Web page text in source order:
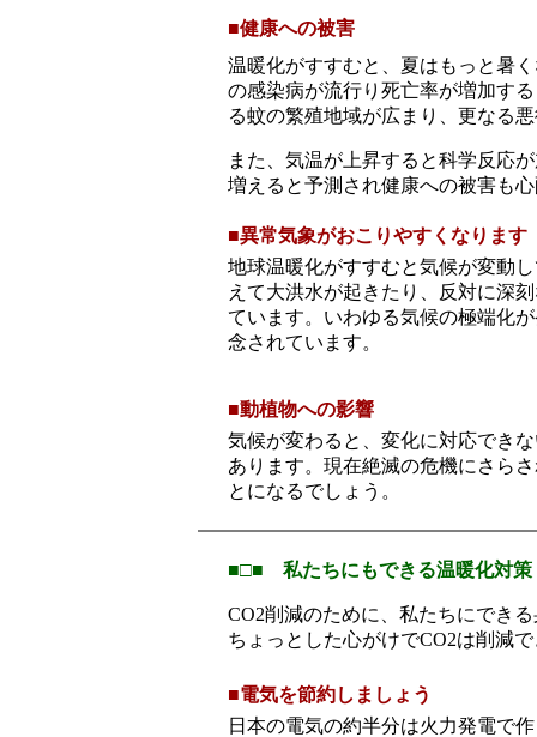
■健康への被害
温暖化がすすむと、夏はもっと暑
の感染病が流行り死亡率が増加す
る蚊の繁殖地域が広まり、更なる
また、気温が上昇すると科学反応
増えると予測され健康への被害も
■異常気象がおこりやすくなります
地球温暖化がすすむと気候が変動
えて大洪水が起きたり、反対に深
ています。いわゆる気候の極端化
念されています。
■動植物への影響
気候が変わると、変化に対応でき
あります。現在絶滅の危機にさら
とになるでしょう。
■□■ 私たちにもできる温暖化対
CO2削減のために、私たちにでき
ちょっとした心がけでCO2は削減
■電気を節約しましょう
日本の電気の約半分は火力発電で